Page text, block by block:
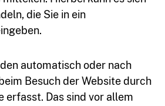
die Sie in ein
automatisch oder nach
Besuch der Website durch
erfasst. Das sind vor allem